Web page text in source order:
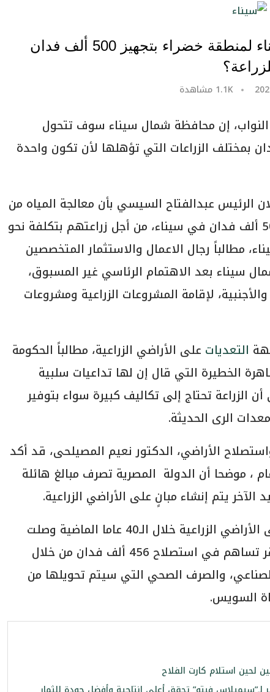
كيف ستنجح الدولة في تحويل سيناء لمنطقة خضراء بتجهيز 500 ألف فدان
1.1K مشاهدة
إن محافظة شمال سيناء سوف تتحول
بعد زراعة 500 ألف فدان بمختلف الزراعات التي تؤهلها لأن تكون واحدة
الرئيس عبدالفتاح السيسي بأن معالجة المياه من
أجل استخدامها للزراعة وأنه سيتم تجهيز 500 ألف فدان في سيناء، من أجل زراعتهم بتكلفة نحو
مطالباً رجال الاعمال والاستثمار المتخصصين
سيناء بعد الاهتمام الرئاسي غير المسبوق،
لإقامة المشروعات الزراعية ومشروعات
التعديات على الأراضي الزراعية، مطالباً الحكومة
الخطيرة التي قال إن لها تداعيات سلبية
الزراعة تحتاج إلى تكاليف كبيرة سواء بتوفير
الرى الحديثة.
الأراضي، الدكتور نعيم المصيلحى، قد أكد
تواجه التعديات الزراعية منذ 100 عام ، موضحا أن الدولة المصرية تصرف مبالغ هائلة
يتم إنشاء مبانٍ على الأراضي الزراعية.
وأشار المصيلحى”، إلى أن حجم التعديات على الأراضي الزراعية خلال الـ40 عاما الماضية وصلت
إلى 600 ألف فدان، مضيفًا أن محطة بحر البقر تساهم في استصلاح 456 ألف فدان من خلال
والصرف الصحي التي سيتم تحويلها من
السويس.
لحين استلام كارت الفلاح